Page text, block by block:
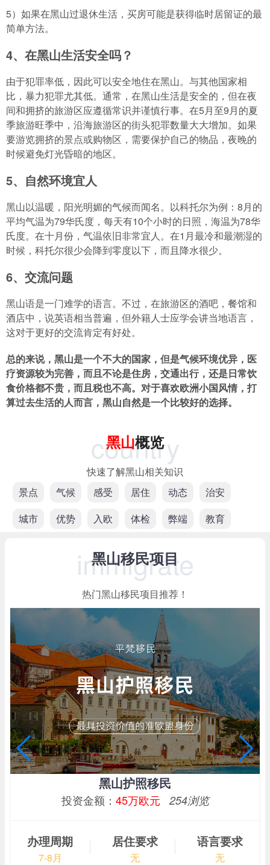
5）如果在黑山过退休生活，买房可能是获得临时居留证的最
简单方法。
4、在黑山生活安全吗？
由于犯罪率低，因此可以安全地住在黑山。与其他国家相
比，暴力犯罪尤其低。通常，在黑山生活是安全的，但在夜
间和拥挤的旅游区应遵循常识并谨慎行事。在5月至9月的夏
季旅游旺季中，沿海旅游区的街头犯罪数量大大增加。如果
要游览拥挤的景点或购物区，需要保护自己的物品，夜晚的
时候避免灯光昏暗的地区。
5、自然环境宜人
黑山以温暖，阳光明媚的气候而闻名。以科托尔为例：8月的
平均气温为79华氏度，每天有10个小时的日照，海温为78华
氏度。在十月份，气温依旧非常宜人。在1月最冷和最潮湿的
时候，科托尔很少会降到零度以下，而且降水很少。
6、交流问题
黑山语是一门难学的语言。不过，在旅游区的酒吧，餐馆和
酒店中，说英语相当普遍，但外籍人士应学会讲当地语言，
这对于更好的交流肯定有好处。
总的来说，黑山是一个不大的国家，但是气候环境优异，医
疗资源较为完善，而且不论是住房，交通出行，还是日常饮
食价格都不贵，而且税也不高。对于喜欢欧洲小国风情，打
算过去生活的人而言，黑山自然是一个比较好的选择。
黑山概览
country
快速了解黑山相关知识
景点
气候 感受 居住 动态
治安
城市
优势 入欧 体检 弊端 教育
黑山移民项目
immigrate
热门黑山移民项目推荐！
黑山护照移民
投资金额： 45万欧元 254浏览
办理周期
7-8月
居住要求
无
语言要求
无